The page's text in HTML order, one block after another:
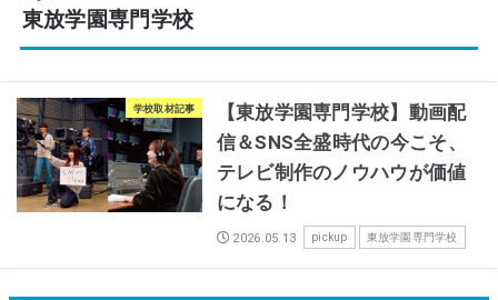
東放学園専門学校
学校取材記事
【東放学園専門学校】動画配
信＆SNS全盛時代の今こそ、
テレビ制作のノウハウが価値
になる！
2026.05.13 pickup 東放学園専門学校